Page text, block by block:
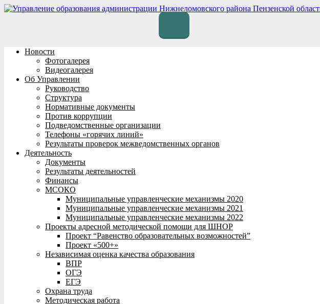
Перейти
Новости
Фотогалерея
Видеогалерея
Об Управлении
Руководство
Структура
Нормативные документы
Против коррупции
Подведомственные организации
Телефоны «горячих линий»
Результаты проверок межведомственных органов
Деятельность
Документы
Результаты деятельностей
Финансы
МСОКО
Муниципальные управленческие механизмы 2020
Муниципальные управленческие механизмы 2021
Муниципальные управленческие механизмы 2022
Проекты адресной методической помощи для ШНОР
Проект “Равенство образовательных возможностей”
Проект «500+»
Независимая оценка качества образования
ВПР
ОГЭ
ЕГЭ
Охрана труда
Методическая работа